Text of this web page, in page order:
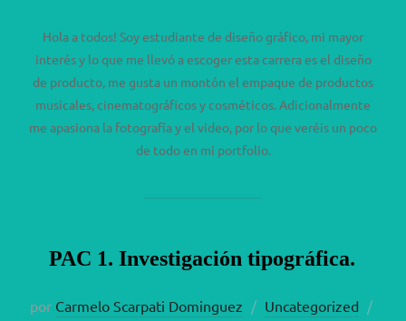
Hola a todos! Soy estudiante de diseño gráfico, mi mayor
interés y lo que me llevó a escoger esta carrera es el diseño
de producto, me gusta un montón el empaque de productos
musicales, cinematográficos y cosméticos. Adicionalmente
me apasiona la fotografía y el video, por lo que veréis un poco
de todo en mi portfolio.
PAC 1. Investigación tipográfica.
por Carmelo Scarpati Dominguez Uncategorized